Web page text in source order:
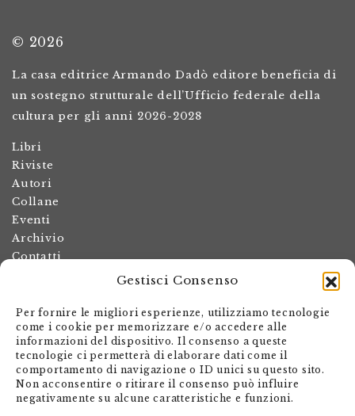
Gestisci Consenso
Per fornire le migliori esperienze, utilizziamo tecnologie
come i cookie per memorizzare e/o accedere alle
informazioni del dispositivo. Il consenso a queste
tecnologie ci permetterà di elaborare dati come il
comportamento di navigazione o ID unici su questo sito.
Non acconsentire o ritirare il consenso può influire
negativamente su alcune caratteristiche e funzioni.
© 2026
La casa editrice Armando Dadò editore beneficia di
un sostegno strutturale dell’Ufficio federale della
cultura per gli anni 2026-2028
Libri
Riviste
Autori
Collane
Eventi
Archivio
Contatti
Termini e condizioni
Spese di spedizione
Politica dei resi
Informativa sulla privacy
Il mio account
Carrello